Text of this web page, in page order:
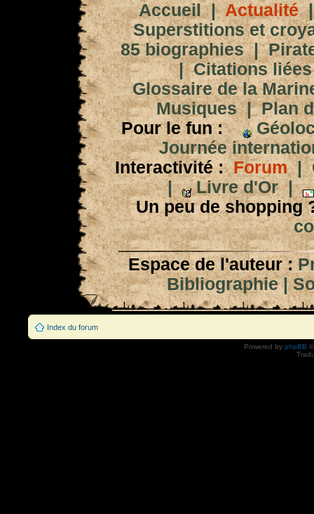
Accueil|Actualité
Superstitions et
85 biographies|
|Citations
Glossaire de la
Musiques|Plan
Pour le fun :
Journée
Interactivité : Forum|
|
Livre d'Or|
Un peu de shopping
Espace de l'auteur :
Bibliographie|
Index du forum
Powered by phpBB